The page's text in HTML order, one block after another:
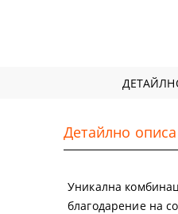
Детайлно
Уникална
благодарение на